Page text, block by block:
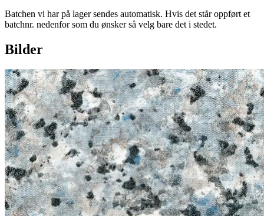
Batchen vi har på lager sendes automatisk. Hvis det står oppført et
batchnr. nedenfor som du ønsker så velg bare det i stedet.
Bilder